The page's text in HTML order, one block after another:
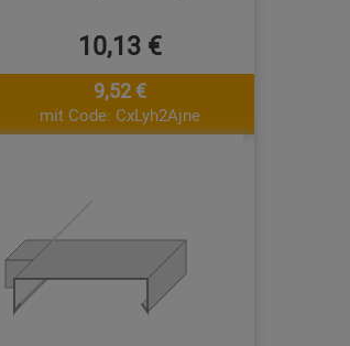
10,13 €
9,52 €
mit Code: CxLyh2Ajne